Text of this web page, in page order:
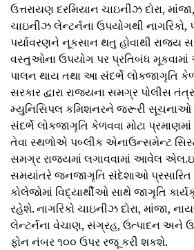
ઉત્તરાયણ દરમિયાન ચાઇનીઝ દોરા,
ચાઇનીઝ લેન્‍ટર્નના ઉપયોગથી
પર્યાવરણને નૂકસાન થતુ હોવાથી રાજય
વસ્‍તુઓના ઉપયોગ પર પ્રતિબંધ
પાલન થાય તથા આ સંદર્ભે લોકજાગૃતિ
સરકાર દ્વારા રાજયના સમગ્ર પોલીસ
મ્‍યુનિસિપલ કમિશનરને જરૂરી
સંદર્ભે લોકજાગૃતિ કેળવવા મોટા
તેવા સ્‍થળોએ પબ્‍લીક એનાઉન્‍સમેન્‍ટ
સમગ્ર રાજયમાં લગાવવામાં આવેલ
સમયાંતરે જનજાગૃતિ સંદેશાઓ પ્રસારિત
કોલેજોમાં વિદ્યાર્થીઓ સાથે જાગૃતિ
રહેશે. નાગરિકો ચાઇનીઝ દોરા, માંજા,
લેન્‍ટર્નના વેચાણ, સંગ્રહ, ઉત્‍પાદન અને
ફોન નંબર ૧૦૦ ઉપર રજૂ કરી શકશે.